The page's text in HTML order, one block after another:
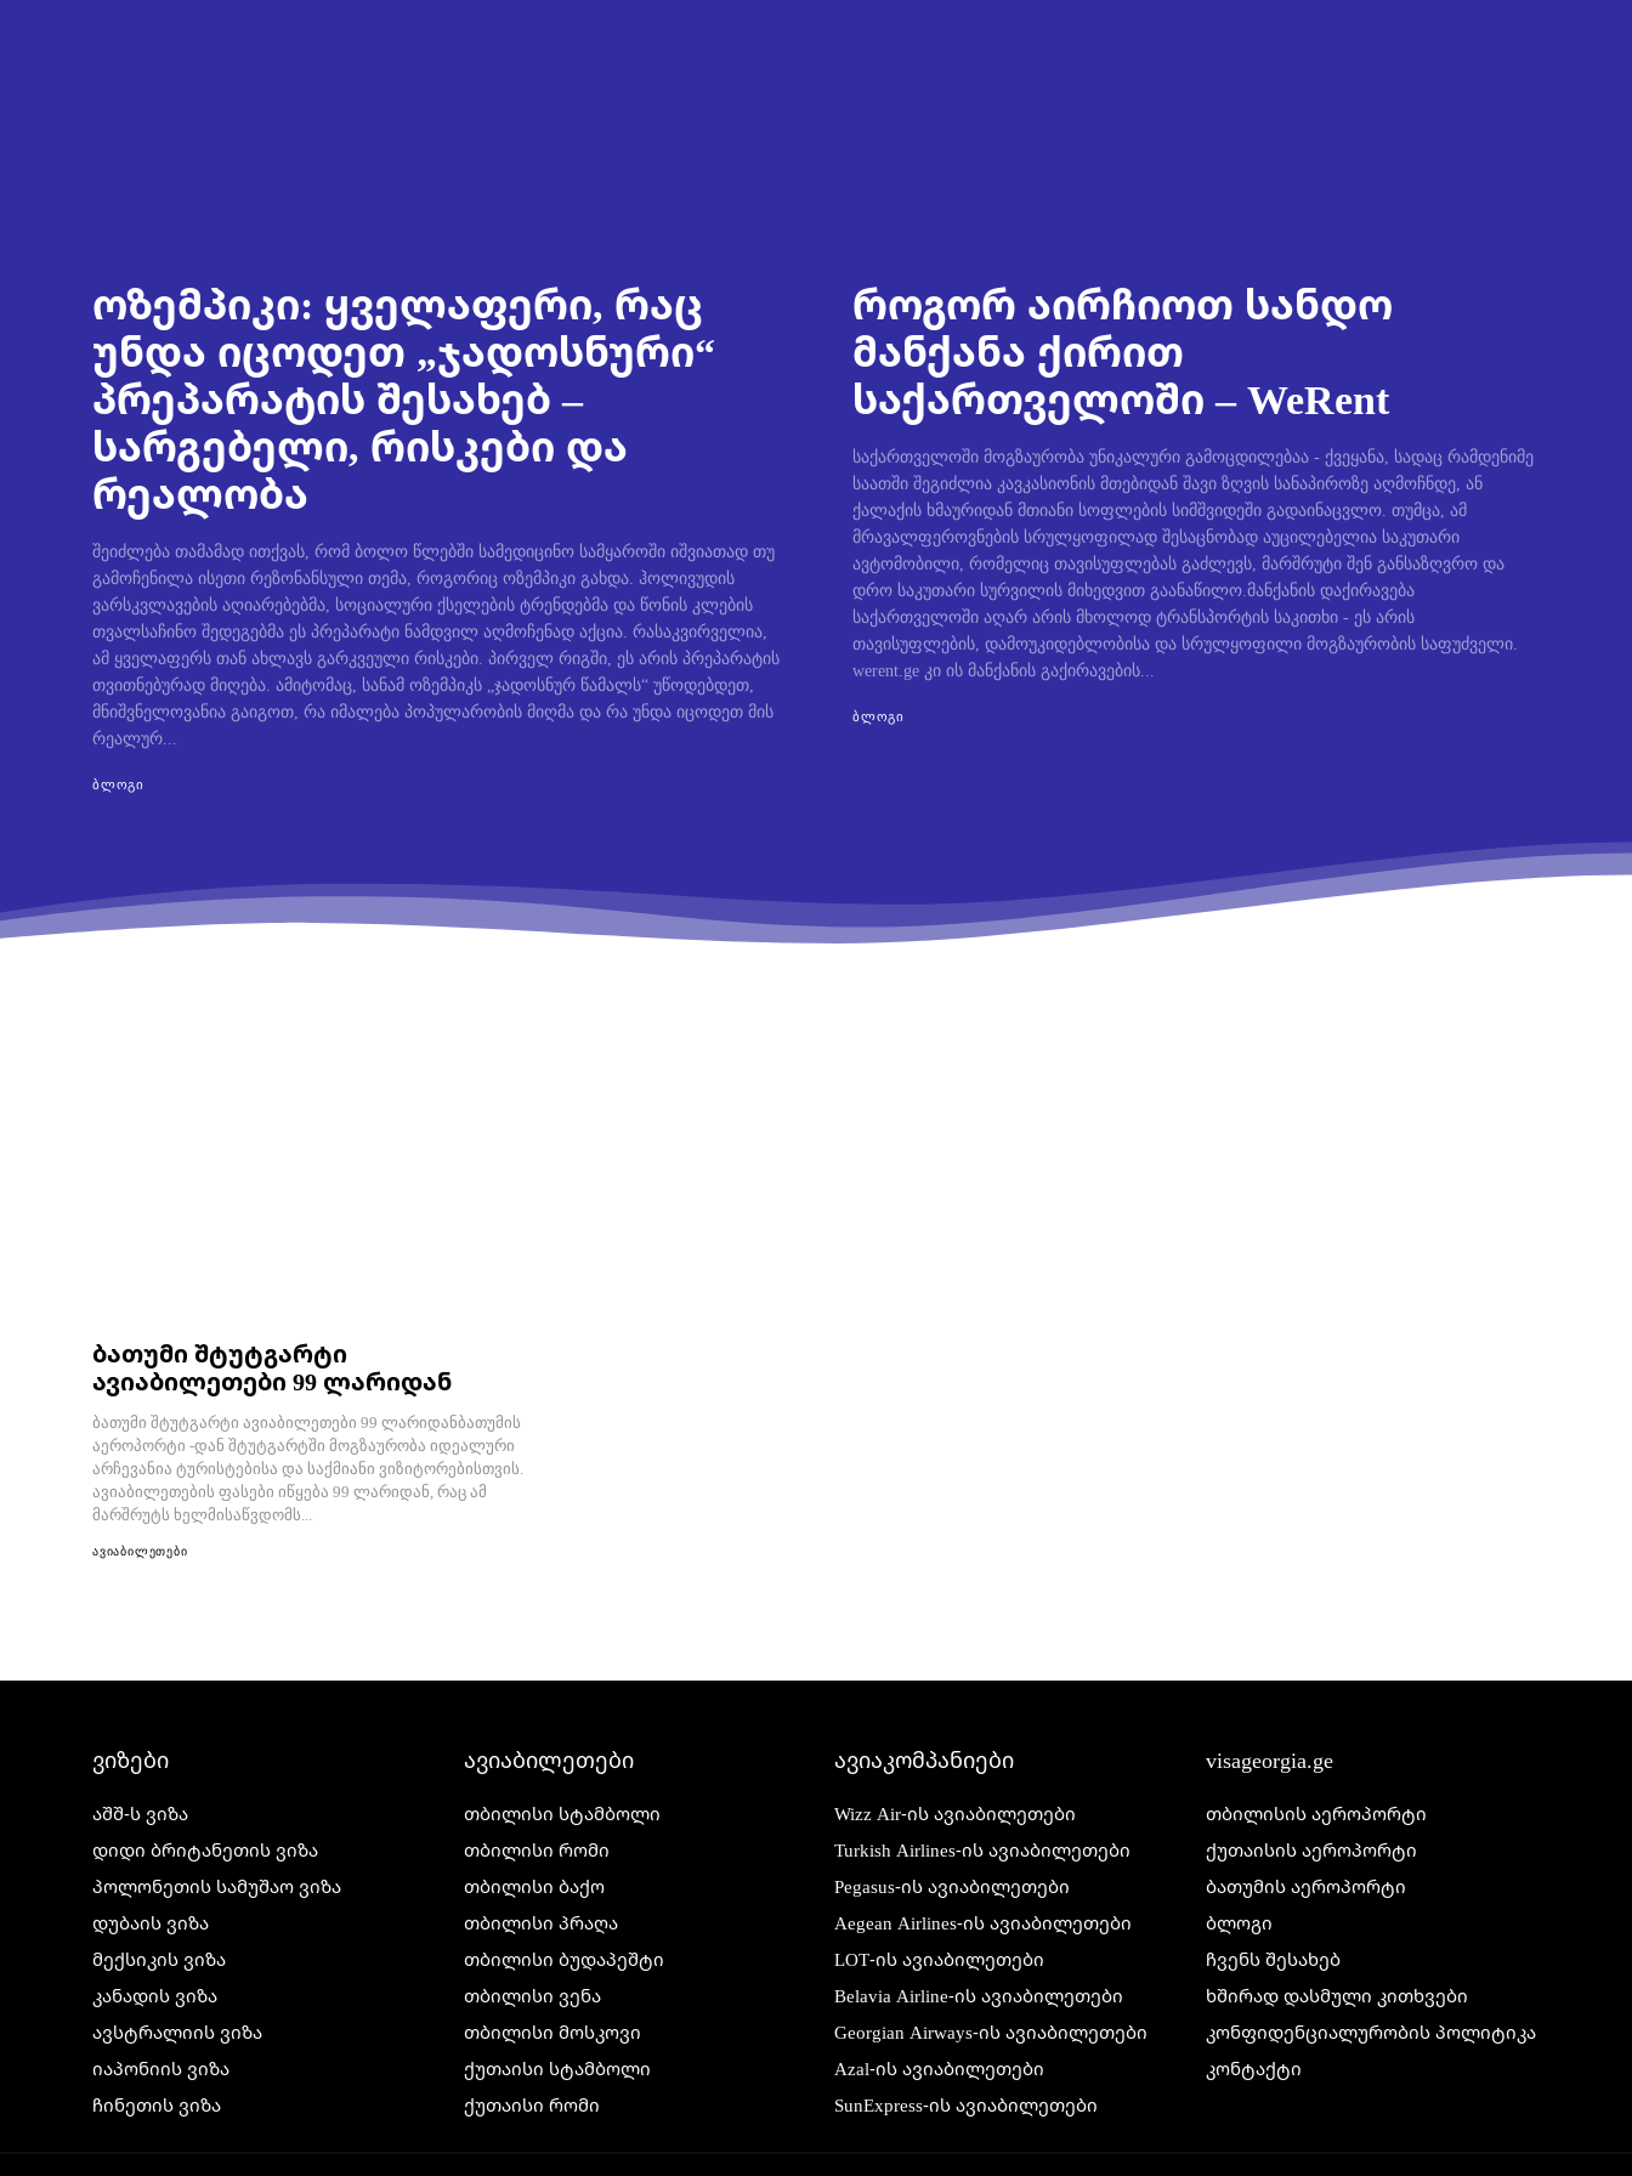
ოზემპიკი: ყველაფერი, რაც
უნდა იცოდეთ „ჯადოსნური“
პრეპარატის შესახებ –
სარგებელი, რისკები და
რეალობა
შეიძლება თამამად ითქვას, რომ ბოლო წლებში სამედიცინო სამყაროში იშვიათად თუ
გამოჩენილა ისეთი რეზონანსული თემა, როგორიც ოზემპიკი გახდა. ჰოლივუდის
ვარსკვლავების აღიარებებმა, სოციალური ქსელების ტრენდებმა და წონის კლების
თვალსაჩინო შედეგებმა ეს პრეპარატი ნამდვილ აღმოჩენად აქცია. რასაკვირველია,
ამ ყველაფერს თან ახლავს გარკვეული რისკები. პირველ რიგში, ეს არის პრეპარატის
თვითნებურად მიღება. ამიტომაც, სანამ ოზემპიკს „ჯადოსნურ წამალს“ უწოდებდეთ,
მნიშვნელოვანია გაიგოთ, რა იმალება პოპულარობის მიღმა და რა უნდა იცოდეთ მის
რეალურ...
ᲑᲚᲝᲒᲘ
როგორ აირჩიოთ სანდო
მანქანა ქირით
საქართველოში – WeRent
საქართველოში მოგზაურობა უნიკალური გამოცდილებაა - ქვეყანა, სადაც რამდენიმე
საათში შეგიძლია კავკასიონის მთებიდან შავი ზღვის სანაპიროზე აღმოჩნდე, ან
ქალაქის ხმაურიდან მთიანი სოფლების სიმშვიდეში გადაინაცვლო. თუმცა, ამ
მრავალფეროვნების სრულყოფილად შესაცნობად აუცილებელია საკუთარი
ავტომობილი, რომელიც თავისუფლებას გაძლევს, მარშრუტი შენ განსაზღვრო და
დრო საკუთარი სურვილის მიხედვით გაანაწილო.მანქანის დაქირავება
საქართველოში აღარ არის მხოლოდ ტრანსპორტის საკითხი - ეს არის
თავისუფლების, დამოუკიდებლობისა და სრულყოფილი მოგზაურობის საფუძველი.
werent.ge კი ის მანქანის გაქირავების...
ᲑᲚᲝᲒᲘ
ბათუმი შტუტგარტი
ავიაბილეთები 99 ლარიდან
ბათუმი შტუტგარტი ავიაბილეთები 99 ლარიდანბათუმის
აეროპორტი -დან შტუტგარტში მოგზაურობა იდეალური
არჩევანია ტურისტებისა და საქმიანი ვიზიტორებისთვის.
ავიაბილეთების ფასები იწყება 99 ლარიდან, რაც ამ
მარშრუტს ხელმისაწვდომს...
ავიაბილეთები
ვიზები
აშშ-ს ვიზა
დიდი ბრიტანეთის ვიზა
პოლონეთის სამუშაო ვიზა
დუბაის ვიზა
მექსიკის ვიზა
კანადის ვიზა
ავსტრალიის ვიზა
იაპონიის ვიზა
ჩინეთის ვიზა
ავიაბილეთები
თბილისი სტამბოლი
თბილისი რომი
თბილისი ბაქო
თბილისი პრაღა
თბილისი ბუდაპეშტი
თბილისი ვენა
თბილისი მოსკოვი
ქუთაისი სტამბოლი
ქუთაისი რომი
ავიაკომპანიები
Wizz Air-ის ავიაბილეთები
Turkish Airlines-ის ავიაბილეთები
Pegasus-ის ავიაბილეთები
Aegean Airlines-ის ავიაბილეთები
LOT-ის ავიაბილეთები
Belavia Airline-ის ავიაბილეთები
Georgian Airways-ის ავიაბილეთები
Azal-ის ავიაბილეთები
SunExpress-ის ავიაბილეთები
visageorgia.ge
თბილისის აეროპორტი
ქუთაისის აეროპორტი
ბათუმის აეროპორტი
ბლოგი
ჩვენს შესახებ
ხშირად დასმული კითხვები
კონფიდენციალურობის პოლიტიკა
კონტაქტი